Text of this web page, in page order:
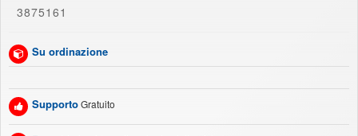
3875161
Su ordinazione
SupportoGratuito